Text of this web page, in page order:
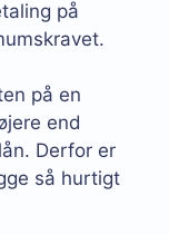
på
på en
end
Derfor er
så hurtigt